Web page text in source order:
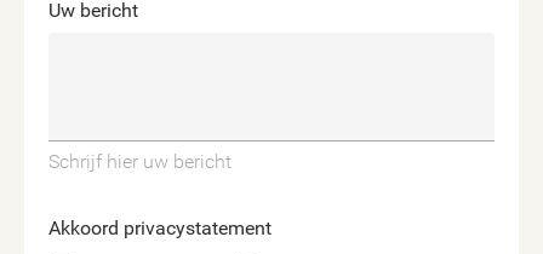
Uw bericht
Schrijf hier uw bericht
Akkoord privacystatement